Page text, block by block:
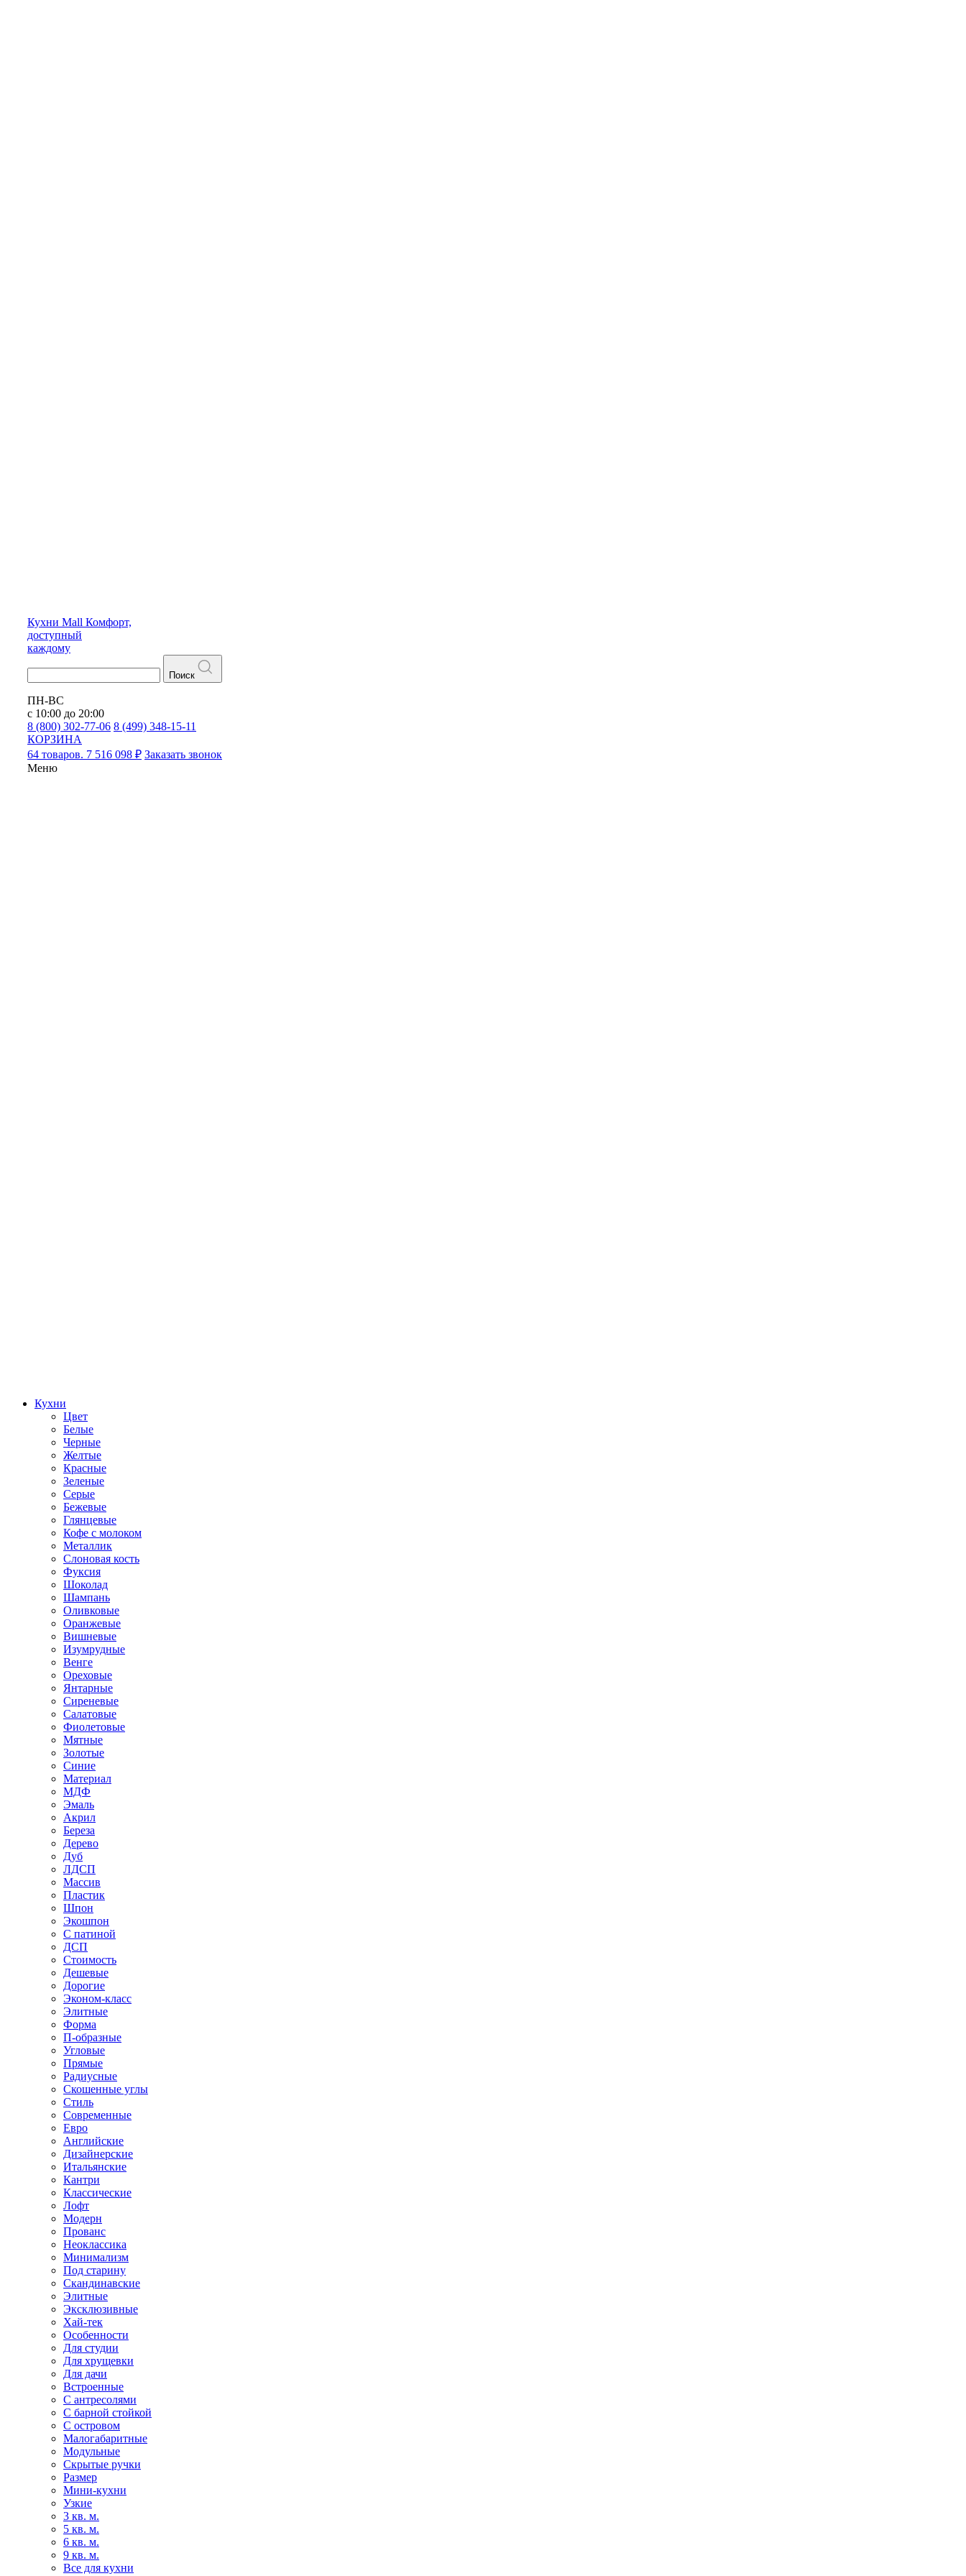
Кухни Mall Комфорт,
доступный
каждому
Поиск
ПН-ВС
с 10:00 до 20:00
8 (800) 302-77-06 8 (499) 348-15-11
КОРЗИНА
64 товаров. 7 516 098 ₽ Заказать звонок
Меню
Кухни
Цвет
Белые
Черные
Желтые
Красные
Зеленые
Серые
Бежевые
Глянцевые
Кофе с молоком
Металлик
Слоновая кость
Фуксия
Шоколад
Шампань
Оливковые
Оранжевые
Вишневые
Изумрудные
Венге
Ореховые
Янтарные
Сиреневые
Салатовые
Фиолетовые
Мятные
Золотые
Синие
Материал
МДФ
Эмаль
Акрил
Береза
Дерево
Дуб
ЛДСП
Массив
Пластик
Шпон
Экошпон
С патиной
ДСП
Стоимость
Дешевые
Дорогие
Эконом-класс
Элитные
Форма
П-образные
Угловые
Прямые
Радиусные
Скошенные углы
Стиль
Современные
Евро
Английские
Дизайнерские
Итальянские
Кантри
Классические
Лофт
Модерн
Прованс
Неоклассика
Минимализм
Под старину
Скандинавские
Элитные
Эксклюзивные
Хай-тек
Особенности
Для студии
Для хрущевки
Для дачи
Встроенные
С антресолями
С барной стойкой
С островом
Малогабаритные
Модульные
Скрытые ручки
Размер
Мини-кухни
Узкие
3 кв. м.
5 кв. м.
6 кв. м.
9 кв. м.
Все для кухни